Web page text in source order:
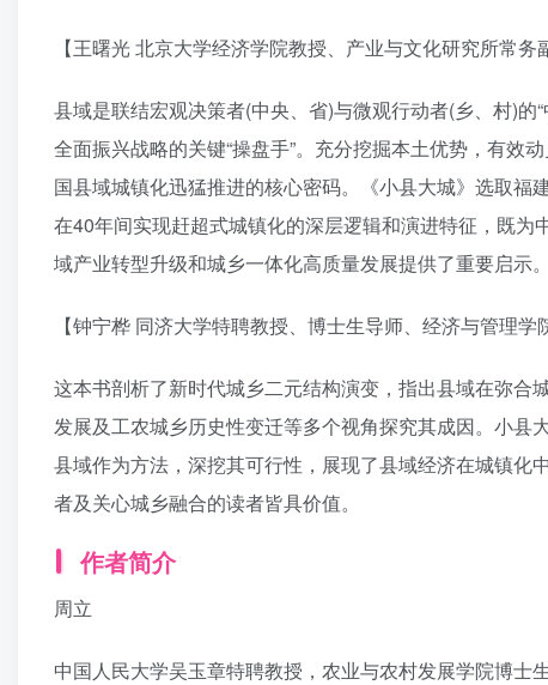
【王曙光 北京大学经济学院教授、产业与文化研究所常务
县域是联结宏观决策者(中央、省)与微观行动者(乡、村)的
全面振兴战略的关键“操盘手”。充分挖掘本土优势，有效
国县域城镇化迅猛推进的核心密码。《小县大城》选取
在40年间实现赶超式城镇化的深层逻辑和演进特征，既
域产业转型升级和城乡一体化高质量发展提供了重要启示。
【钟宁桦 同济大学特聘教授、博士生导师、经济与管理学
这本书剖析了新时代城乡二元结构演变，指出县域在弥合
发展及工农城乡历史性变迁等多个视角探究其成因。小
县域作为方法，深挖其可行性，展现了县域经济在城镇
者及关心城乡融合的读者皆具价值。
作者简介
周立
中国人民大学吴玉章特聘教授，农业与农村发展学院博士